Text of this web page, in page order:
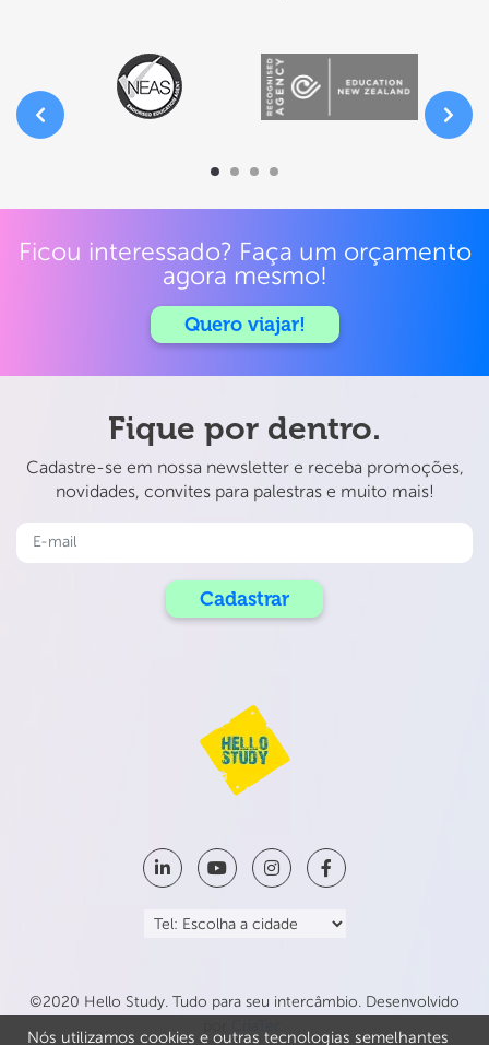
Ficou interessado? Faça um orçamento
agora mesmo!
Quero viajar!
Fique por dentro.
Cadastre-se em nossa newsletter e receba promoções,
novidades, convites para palestras e muito mais!
©2020 Hello Study. Tudo para seu intercâmbio. Desenvolvido
Nós utilizamos cookies e outras tecnologias semelhantes